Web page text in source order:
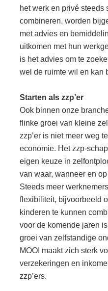
het werk en privé steeds
combineren, worden
met advies en
uitkomen met hun
is het advies om te
wel de ruimte wil en kan
Starten als zzp’er
Ook binnen onze
flinke groei van kleine
zzp’er is niet meer weg
economie. Het zzp-
eigen keuze in
van waar, wanneer en
Steeds meer
flexibiliteit, bijvoorbeeld
kinderen te kunnen
voor de komende jaren
groei van zelfstandige
MOOI maakt zich sterk
verzekeringen en
zzp’ers.